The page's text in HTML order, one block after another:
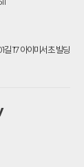
길 17 아이미서초 빌딩